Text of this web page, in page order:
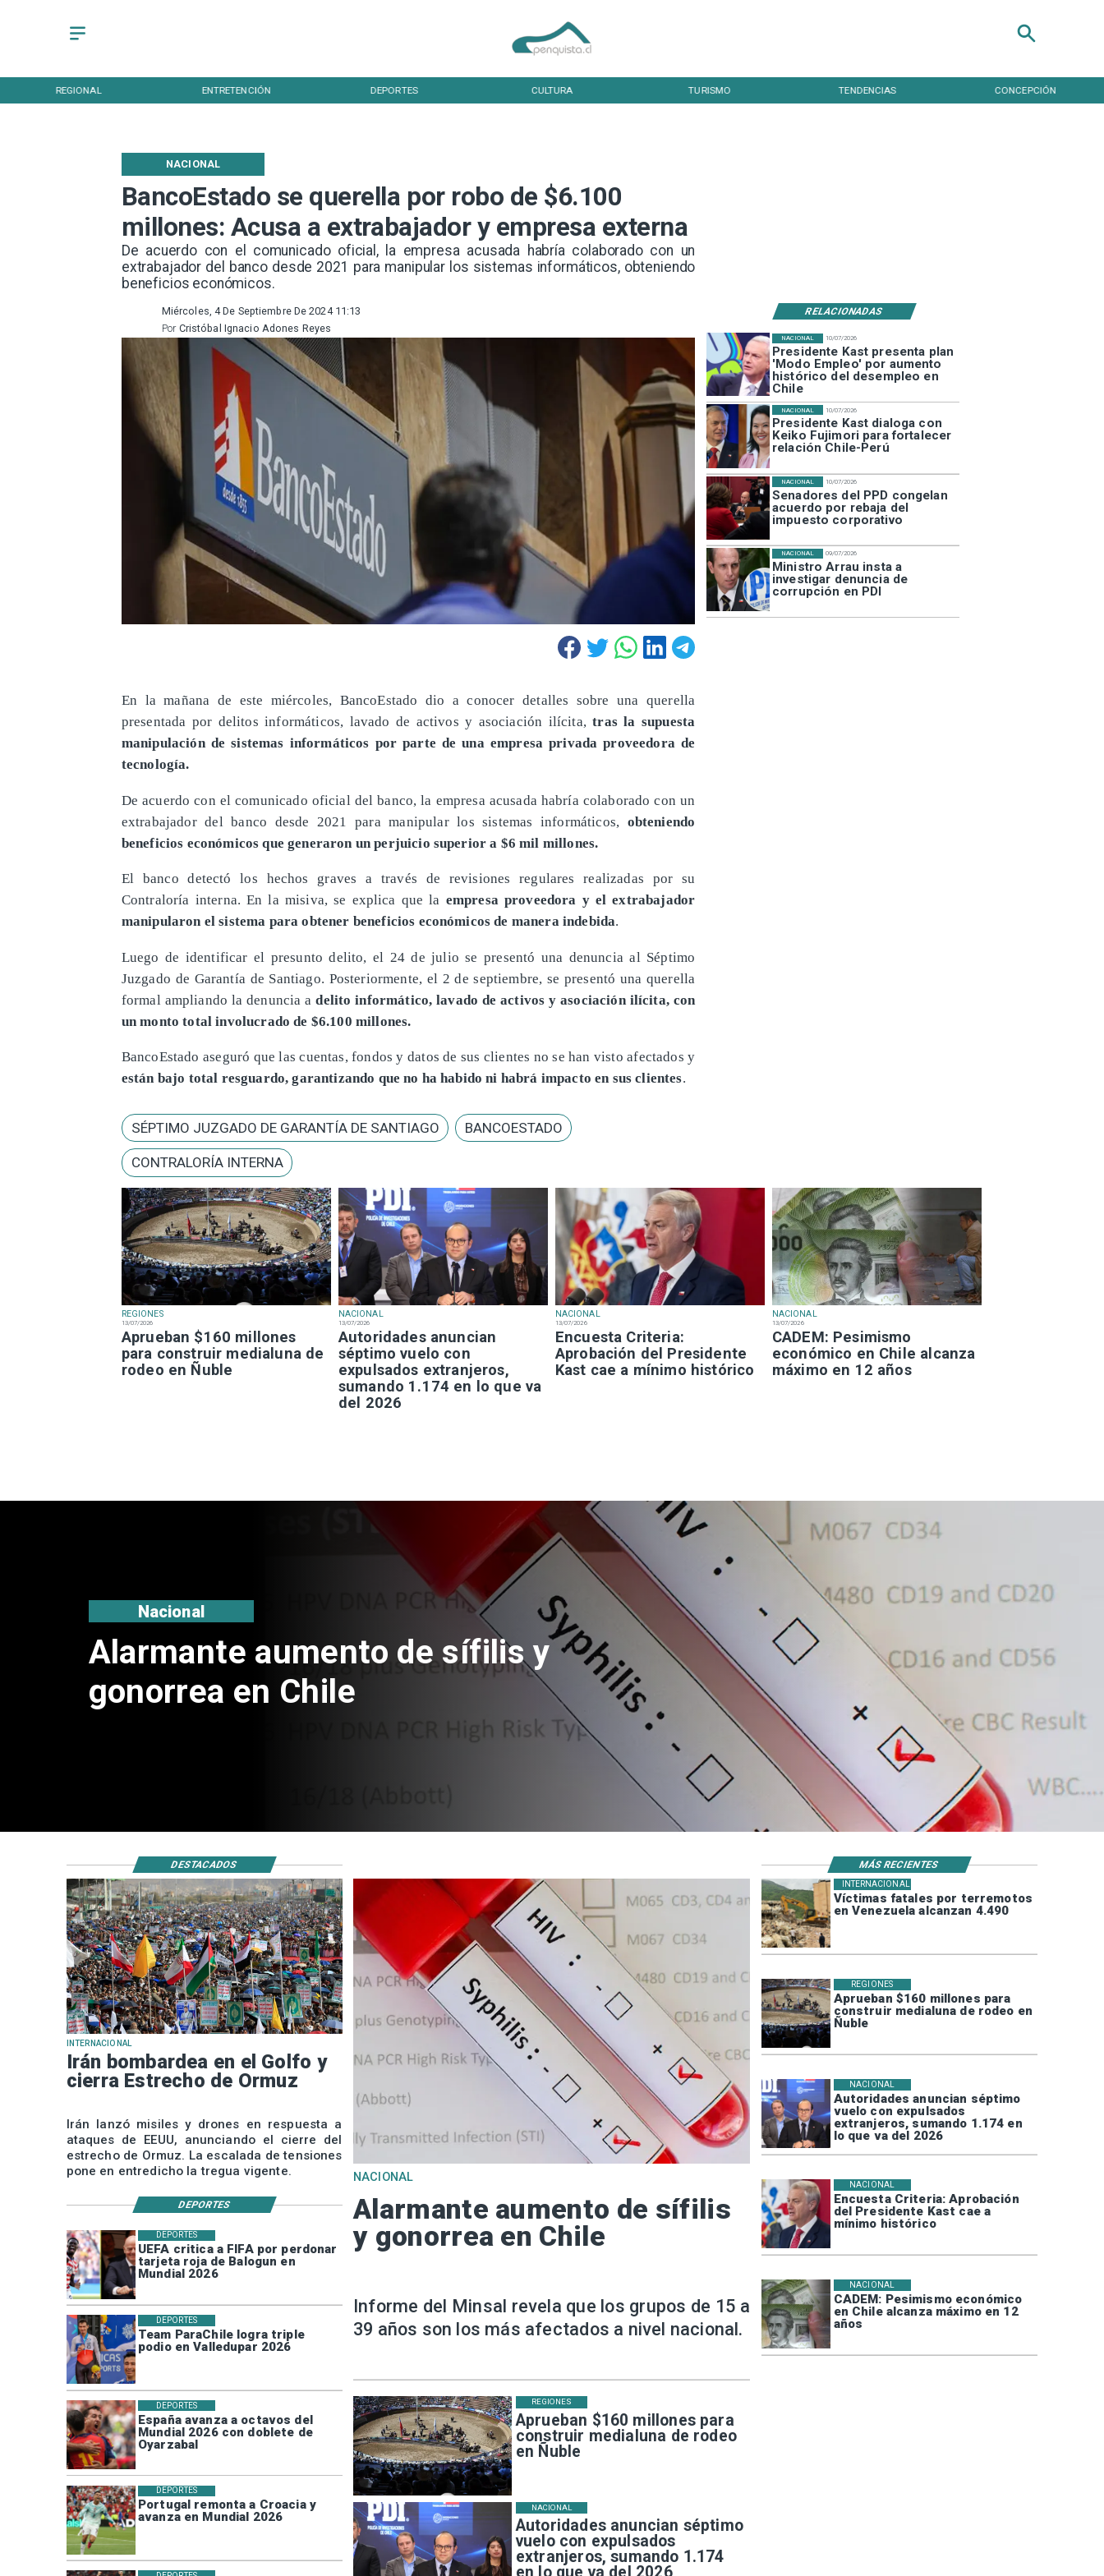
REGIONAL ENTRETENCIÓN DEPORTES CULTURA TURISMO TENDENCIAS CONCEPCIÓN
BancoEstado se querella por robo de $6.100
millones: Acusa a extrabajador y empresa externa
De acuerdo con el comunicado oficial, la empresa acusada habría colaborado con un
extrabajador del banco desde 2021 para manipular los sistemas informáticos, obteniendo
beneficios económicos.
NACIONAL
RELACIONADAS
Miércoles, 4 De Septiembre De 2024 11:13
Cristóbal Ignacio Adones Reyes
Por
REGIONES
13/07/2026
Aprueban $160 millones
para construir medialuna de
rodeo en Ñuble
NACIONAL
13/07/2026
Autoridades anuncian
séptimo vuelo con
expulsados extranjeros,
sumando 1.174 en lo que va
del 2026
NACIONAL
13/07/2026
Encuesta Criteria:
Aprobación del Presidente
Kast cae a mínimo histórico
NACIONAL
13/07/2026
CADEM: Pesimismo
económico en Chile alcanza
máximo en 12 años
10/07/2026
Presidente Kast presenta plan
'Modo Empleo' por aumento
histórico del desempleo en
Chile
NACIONAL
10/07/2026
Presidente Kast dialoga con
Keiko Fujimori para fortalecer
relación Chile-Perú
NACIONAL
10/07/2026
Senadores del PPD congelan
acuerdo por rebaja del
impuesto corporativo
NACIONAL
09/07/2026
Ministro Arrau insta a
investigar denuncia de
corrupción en PDI
NACIONAL
En la mañana de este miércoles, BancoEstado dio a conocer detalles sobre una querella
presentada por delitos informáticos, lavado de activos y asociación ilícita,tras la supuesta
manipulación de sistemas informáticos por parte de una empresa privada proveedora de
tecnología.
De acuerdo con el comunicado oficial del banco, la empresa acusada habría colaborado con un
extrabajador del banco desde 2021 para manipular los sistemas informáticos, obteniendo
beneficios económicos que generaron un perjuicio superior a $6 mil millones.
El banco detectó los hechos graves a través de revisiones regulares realizadas por su
Contraloría interna. En la misiva, se explica que la empresa proveedora y el extrabajador
manipularon el sistema para obtener beneficios económicos de manera indebida.
Luego de identificar el presunto delito, el 24 de julio se presentó una denuncia al Séptimo
Juzgado de Garantía de Santiago. Posteriormente, el 2 de septiembre, se presentó una querella
formal ampliando la denuncia a delito informático, lavado de activos y asociación ilícita, con
un monto total involucrado de $6.100 millones.
BancoEstado aseguró que las cuentas, fondos y datos de sus clientes no se han visto afectados y
están bajo total resguardo, garantizando que no ha habido ni habrá impacto en sus clientes.
SÉPTIMO JUZGADO DE GARANTÍA DE SANTIAGO BANCOESTADO
CONTRALORÍA INTERNA
Irán bombardea en el Golfo y
cierra Estrecho de Ormuz
Internacional
Víctimas fatales por terremotos
en Venezuela alcanzan 4.490
INTERNACIONAL
Aprueban $160 millones para
construir medialuna de rodeo en
Ñuble
REGIONES
Autoridades anuncian séptimo
vuelo con expulsados
extranjeros, sumando 1.174 en
lo que va del 2026
NACIONAL
Encuesta Criteria: Aprobación
del Presidente Kast cae a
mínimo histórico
NACIONAL
CADEM: Pesimismo económico
en Chile alcanza máximo en 12
años
NACIONAL
UEFA critica a FIFA por perdonar
tarjeta roja de Balogun en
Mundial 2026
DEPORTES
Team ParaChile logra triple
podio en Valledupar 2026
DEPORTES
España avanza a octavos del
Mundial 2026 con doblete de
Oyarzabal
DEPORTES
Portugal remonta a Croacia y
avanza en Mundial 2026
DEPORTES
Aprueban $160 millones para
construir medialuna de rodeo
en Ñuble
REGIONES
Autoridades anuncian séptimo
vuelo con expulsados
extranjeros, sumando 1.174
NACIONAL
INTERNACIONAL
Irán bombardea en el Golfo y
cierra Estrecho de Ormuz
Irán lanzó misiles y drones en respuesta a
ataques de EEUU, anunciando el cierre del
estrecho de Ormuz. La escalada de tensiones
pone en entredicho la tregua vigente.
NACIONAL
Alarmante aumento de sífilis
y gonorrea en Chile
Informe del Minsal revela que los grupos de 15 a
39 años son los más afectados a nivel nacional.
DESTACADOS MÁS RECIENTES
DEPORTES